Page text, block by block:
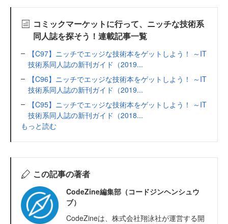
コミックマーケットに行って、ニッチな技術系
同人誌を探そう！連載記事一覧
【C97】ニッチでエッジな技術本をゲットしよう！ ～IT
技術系同人誌の新刊ガイド（2019...
【C96】ニッチでエッジな技術本をゲットしよう！ ～IT
技術系同人誌の新刊ガイド（2019...
【C95】ニッチでエッジな技術本をゲットしよう！ ～IT
技術系同人誌の新刊ガイド（2018...
もっと読む
この記事の著者
CodeZine編集部（コードジンヘンシュウ
ブ）
CodeZineは、株式会社翔泳社が運営する開